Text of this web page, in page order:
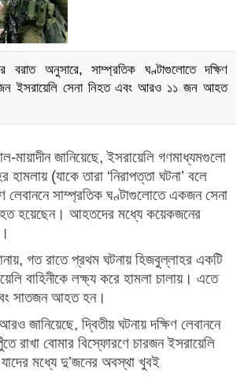
বরাত অনুসারে, সাম্প্রতিক ঘণ্টাগুলোতে দক্ষিণ
ইসরায়েলি সেনা নিহত এবং আরও ১১ জন আহত
মায়াদীন জানিয়েছে, ইসরায়েলি গণমাধ্যমগুলো
হামলায় (যাকে তারা ‘নিরাপত্তা ঘটনা’ বলে
লেবাননে সাম্প্রতিক ঘণ্টাগুলোতে একজন সেনা
হয়েছেন। আহতদের মধ্যে কয়েকজনের
গত রাতে প্রথম ঘটনায় হিজবুল্লাহর একটি
বাহিনীকে লক্ষ্য করে হামলা চালায়। এতে
সাতজন আহত হন।
জানিয়েছে, দ্বিতীয় ঘটনায় দক্ষিণ লেবাননে
রাখা বোমার বিস্ফোরণে চারজন ইসরায়েলি
মধ্যে দু’জনের অবস্থা খুবই